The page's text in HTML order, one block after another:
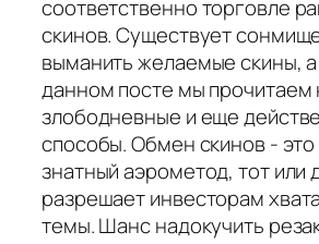
соответственно торговле
скинов. Существует
выманить желаемые скины,
данном посте мы прочитаем
злободневные и еще
способы. Обмен скинов -
знатный аэрометод, тот или
разрешает инвесторам
темы. Шанс надокучить